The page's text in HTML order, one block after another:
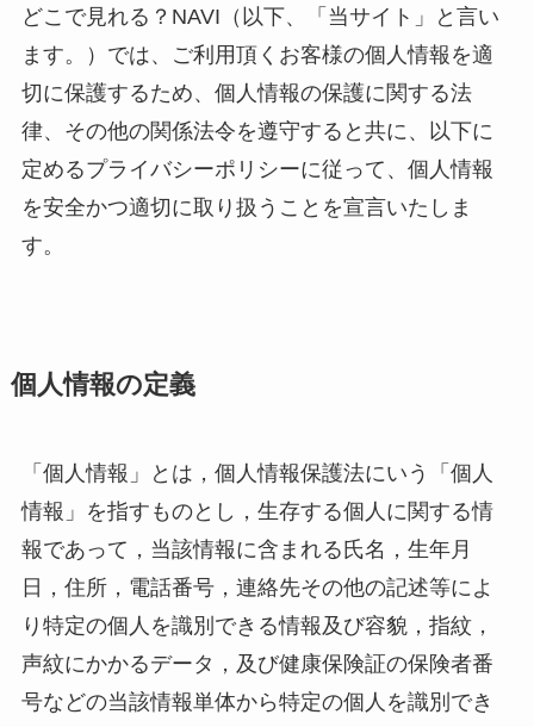
どこで見れる？NAVI（以下、「当サイト」と言い
ます。）では、ご利用頂くお客様の個人情報を適
切に保護するため、個人情報の保護に関する法
律、その他の関係法令を遵守すると共に、以下に
定めるプライバシーポリシーに従って、個人情報
を安全かつ適切に取り扱うことを宣言いたしま
す。
個人情報の定義
「個人情報」とは，個人情報保護法にいう「個人
情報」を指すものとし，生存する個人に関する情
報であって，当該情報に含まれる氏名，生年月
日，住所，電話番号，連絡先その他の記述等によ
り特定の個人を識別できる情報及び容貌，指紋，
声紋にかかるデータ，及び健康保険証の保険者番
号などの当該情報単体から特定の個人を識別でき